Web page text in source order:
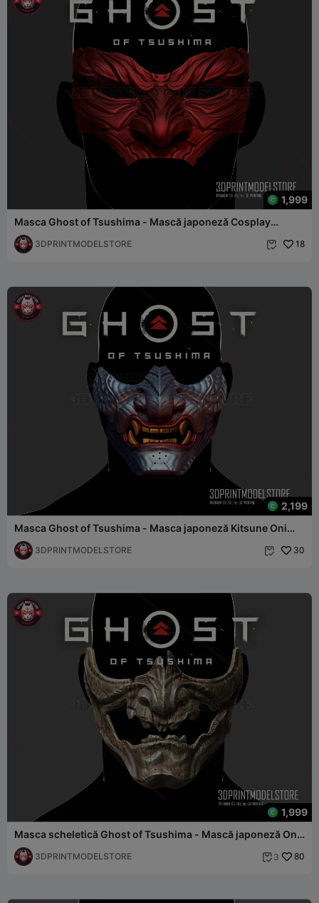
1,999
Masca Ghost of Tsushima - Mască japoneză Cosplay
Halloween
3DPRINTMODELSTORE  18
2,199
Masca Ghost of Tsushima - Masca japoneză Kitsune Oni
Samurai
3DPRINTMODELSTORE  30
1,999
Masca scheletică Ghost of Tsushima - Mască japoneză Oni
Samurai
3DPRINTMODELSTORE  3 80